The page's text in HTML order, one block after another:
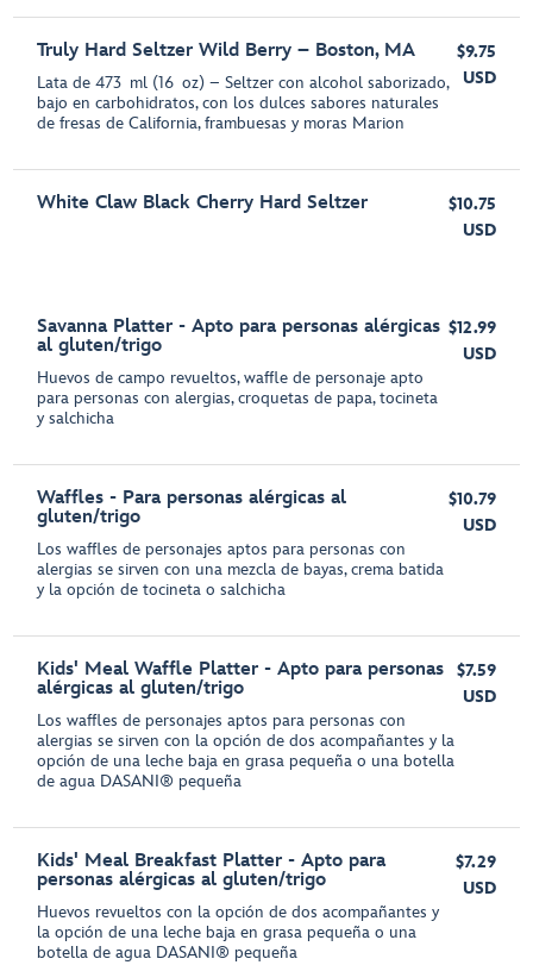
Truly Hard Seltzer Wild Berry – Boston, MA
Lata de 473 ml (16 oz) – Seltzer con alcohol saborizado,
bajo en carbohidratos, con los dulces sabores naturales
de fresas de California, frambuesas y moras Marion
$9.75
USD
White Claw Black Cherry Hard Seltzer
$10.75
USD
Savanna Platter - Apto para personas alérgicas
al gluten/trigo
Huevos de campo revueltos, waffle de personaje apto
para personas con alergias, croquetas de papa, tocineta
y salchicha
$12.99
USD
Waffles - Para personas alérgicas al
gluten/trigo
Los waffles de personajes aptos para personas con
alergias se sirven con una mezcla de bayas, crema batida
y la opción de tocineta o salchicha
$10.79
USD
Kids' Meal Waffle Platter - Apto para personas
alérgicas al gluten/trigo
Los waffles de personajes aptos para personas con
alergias se sirven con la opción de dos acompañantes y la
opción de una leche baja en grasa pequeña o una botella
de agua DASANI® pequeña
$7.59
USD
Kids' Meal Breakfast Platter - Apto para
personas alérgicas al gluten/trigo
Huevos revueltos con la opción de dos acompañantes y
la opción de una leche baja en grasa pequeña o una
botella de agua DASANI® pequeña
$7.29
USD